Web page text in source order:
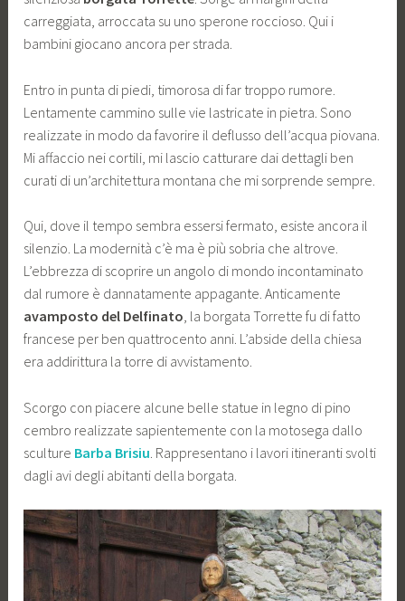
carreggiata, arroccata su uno sperone roccioso. Qui i
bambini giocano ancora per strada.
Entro in punta di piedi, timorosa di far troppo rumore.
Lentamente cammino sulle vie lastricate in pietra. Sono
realizzate in modo da favorire il deflusso dell’acqua piovana.
Mi affaccio nei cortili, mi lascio catturare dai dettagli ben
curati di un’architettura montana che mi sorprende sempre.
Qui, dove il tempo sembra essersi fermato, esiste ancora il
silenzio. La modernità c’è ma è più sobria che altrove.
L’ebbrezza di scoprire un angolo di mondo incontaminato
dal rumore è dannatamente appagante. Anticamente
avamposto del Delfinato, la borgata Torrette fu di fatto
francese per ben quattrocento anni. L’abside della chiesa
era addirittura la torre di avvistamento.
Scorgo con piacere alcune belle statue in legno di pino
cembro realizzate sapientemente con la motosega dallo
sculture Barba Brisiu . Rappresentano i lavori itineranti svolti
dagli avi degli abitanti della borgata.